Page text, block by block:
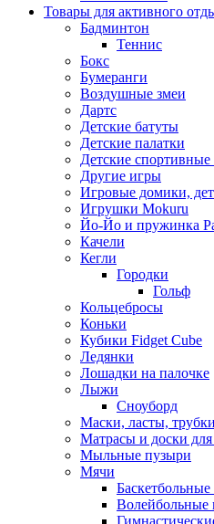
Товары для активного
Бадминтон
Теннис
Бокс
Бумеранги
Воздушные змеи
Дартс
Детские батуты
Детские палатки
Детские
Другие игры
Игровые домики,
Игрушки Mokuru
Йо-Йо и пружинка
Качели
Кегли
Городки
Гольф
Кольцебросы
Коньки
Кубики Fidget Cube
Ледянки
Лошадки на палочке
Лыжи
Сноуборд
Маски, ласты,
Матрасы и доски
Мыльные пузыри
Мячи
Волейбольные